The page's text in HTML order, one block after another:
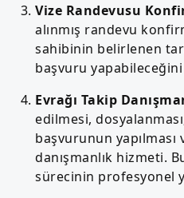
Vize Randevusu
alınmış randevu
sahibinin belirlenen
başvuru
Evrağı Takip
edilmesi,
başvurunun
danışmanlık hizmeti.
sürecinin profesyonel